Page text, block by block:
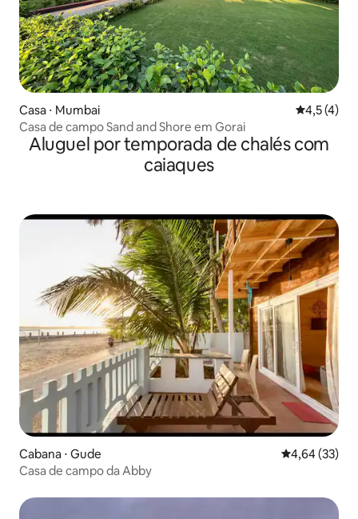
Casa ⋅ Mumbai 4,5 de
4,5 (4)
Casa de campo Sand and Shore em Gorai
Aluguel por temporada de chalés com
caiaques
Cabana ⋅ Gude 4,64 de uma
4,64 (33)
Casa de campo da Abby